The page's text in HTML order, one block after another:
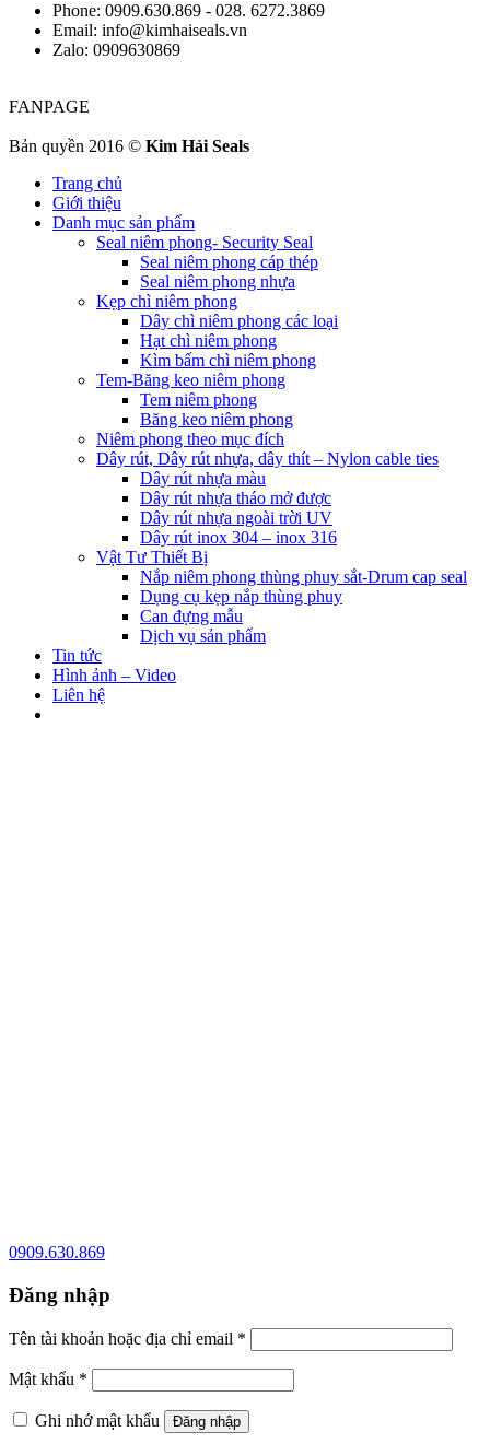
Phone: 0909.630.869 - 028. 6272.3869
Email: info@kimhaiseals.vn
Zalo: 0909630869
FANPAGE
Bản quyền 2016 © Kim Hải Seals
Trang chủ
Giới thiệu
Danh mục sản phẩm
Seal niêm phong- Security Seal
Seal niêm phong cáp thép
Seal niêm phong nhựa
Kẹp chì niêm phong
Dây chì niêm phong các loại
Hạt chì niêm phong
Kìm bấm chì niêm phong
Tem-Băng keo niêm phong
Tem niêm phong
Băng keo niêm phong
Niêm phong theo mục đích
Dây rút, Dây rút nhựa, dây thít – Nylon cable ties
Dây rút nhựa màu
Dây rút nhựa tháo mở được
Dây rút nhựa ngoài trời UV
Dây rút inox 304 – inox 316
Vật Tư Thiết Bị
Nắp niêm phong thùng phuy sắt-Drum cap seal
Dụng cụ kẹp nắp thùng phuy
Can đựng mẫu
Dịch vụ sản phẩm
Tin tức
Hình ảnh – Video
Liên hệ
0909.630.869
Đăng nhập
Tên tài khoản hoặc địa chỉ email *
Mật khẩu *
Ghi nhớ mật khẩu Đăng nhập